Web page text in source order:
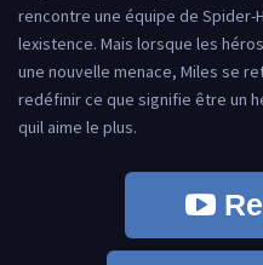
rencontre une équipe de
lexistence. Mais lorsque les
une nouvelle menace, Miles se
redéfinir ce que signifie être un
quil aime le plus.